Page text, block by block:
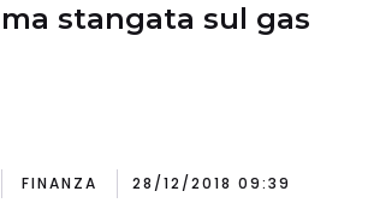
ma stangata sul gas
FINANZA 28/12/2018 09:39